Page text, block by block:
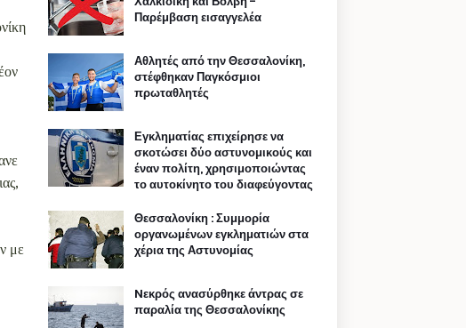
με
Παρέμβαση εισαγγελέα
Αθλητές από την Θεσσαλονίκη,
στέφθηκαν Παγκόσμιοι
πρωταθλητές
Εγκληματίας επιχείρησε να
σκοτώσει δύο αστυνομικούς και
έναν πολίτη, χρησιμοποιώντας
το αυτοκίνητο του διαφεύγοντας
Θεσσαλονίκη : Συμμορία
οργανωμένων εγκληματιών στα
χέρια της Αστυνομίας
Nεκρός ανασύρθηκε άντρας σε
παραλία της Θεσσαλονίκης